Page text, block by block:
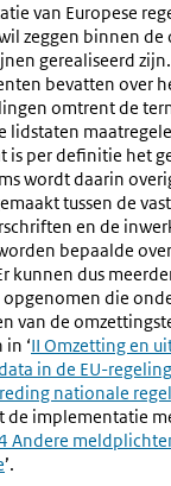
van Europese
zeggen binnen de
gerealiseerd
bevatten over
omtrent de
lidstaten
is per definitie het
wordt daarin
tussen de
en de
bepaalde
kunnen dus
die
van de
‘II Omzetting en
in de EU-
nationale
de implementatie
Andere
’.